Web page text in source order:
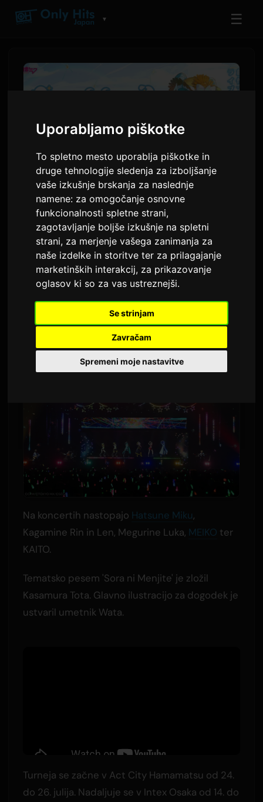
Uporabljamo piškotke
To spletno mesto uporablja piškotke in
druge tehnologije sledenja za izboljšanje
vaše izkušnje brskanja za naslednje
namene: za omogočanje osnovne
funkcionalnosti spletne strani,
zagotavljanje boljše izkušnje na spletni
strani, za merjenje vašega zanimanja za
naše izdelke in storitve ter za prilagajanje
marketinških interakcij, za prikazovanje
oglasov ki so za vas ustreznejši.
Se strinjam
Zavračam
Spremeni moje nastavitve
▼ ☰
Hatsune Miku najavi turnejo
'Magical Mirai 2026'
Avtor:Sam
9 julij 2026
Prevedeno iz angleščine
2,565 ogledov
Letni dogodek 'Magical Mirai' Hatsune Miku bo
leta 2026 obiskal tri japonska mesta.
Na koncertih nastopajo Hatsune Miku,
Kagamine Rin in Len, Megurine Luka, MEIKO ter
KAITO.
Tematsko pesem 'Sora ni Menjite' je zložil
Kasamura Tota. Glavno ilustracijo za dogodek je
ustvaril umetnik Wata.
Turneja se začne v Act City Hamamatsu od 24.
do 26. julija. Nadaljuje se v Intex Osaka od 14. do